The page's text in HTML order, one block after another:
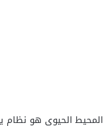
المحيط الحيوي هو نظام